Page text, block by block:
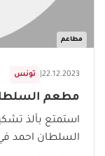
مطاعم
تونس 22.12.2023
مطعم
استمتع بألذ
السلطان احمد في